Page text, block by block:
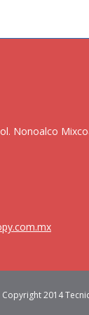
Nonoalco
Copyright 2014